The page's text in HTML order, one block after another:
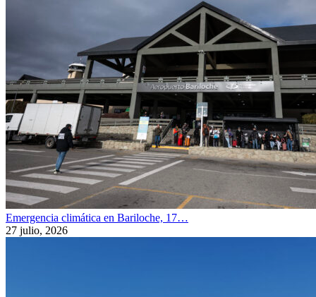
Emergencia climática en Bariloche, 17…
27 julio, 2026